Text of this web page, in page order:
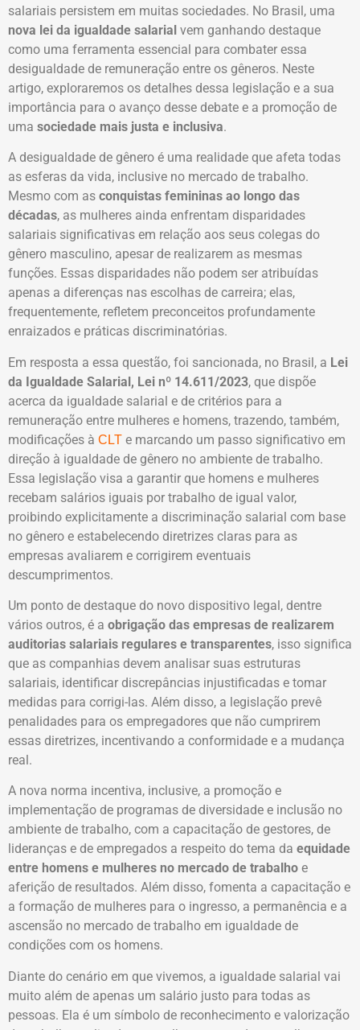
salariais persistem em muitas sociedades. No Brasil, uma
nova lei da igualdade salarial vem ganhando destaque
como uma ferramenta essencial para combater essa
desigualdade de remuneração entre os gêneros. Neste
artigo, exploraremos os detalhes dessa legislação e a sua
importância para o avanço desse debate e a promoção de
uma sociedade mais justa e inclusiva.
A desigualdade de gênero é uma realidade que afeta todas
as esferas da vida, inclusive no mercado de trabalho.
Mesmo com as conquistas femininas ao longo das
décadas, as mulheres ainda enfrentam disparidades
salariais significativas em relação aos seus colegas do
gênero masculino, apesar de realizarem as mesmas
funções. Essas disparidades não podem ser atribuídas
apenas a diferenças nas escolhas de carreira; elas,
frequentemente, refletem preconceitos profundamente
enraizados e práticas discriminatórias.
Em resposta a essa questão, foi sancionada, no Brasil, a Lei
da Igualdade Salarial, Lei nº 14.611/2023, que dispõe
acerca da igualdade salarial e de critérios para a
remuneração entre mulheres e homens, trazendo, também,
modificações à CLT e marcando um passo significativo em
direção à igualdade de gênero no ambiente de trabalho.
Essa legislação visa a garantir que homens e mulheres
recebam salários iguais por trabalho de igual valor,
proibindo explicitamente a discriminação salarial com base
no gênero e estabelecendo diretrizes claras para as
empresas avaliarem e corrigirem eventuais
descumprimentos.
Um ponto de destaque do novo dispositivo legal, dentre
vários outros, é a obrigação das empresas de realizarem
auditorias salariais regulares e transparentes, isso significa
que as companhias devem analisar suas estruturas
salariais, identificar discrepâncias injustificadas e tomar
medidas para corrigi-las. Além disso, a legislação prevê
penalidades para os empregadores que não cumprirem
essas diretrizes, incentivando a conformidade e a mudança
real.
A nova norma incentiva, inclusive, a promoção e
implementação de programas de diversidade e inclusão no
ambiente de trabalho, com a capacitação de gestores, de
lideranças e de empregados a respeito do tema da equidade
entre homens e mulheres no mercado de trabalho e
aferição de resultados. Além disso, fomenta a capacitação e
a formação de mulheres para o ingresso, a permanência e a
ascensão no mercado de trabalho em igualdade de
condições com os homens.
Diante do cenário em que vivemos, a igualdade salarial vai
muito além de apenas um salário justo para todas as
pessoas. Ela é um símbolo de reconhecimento e valorização